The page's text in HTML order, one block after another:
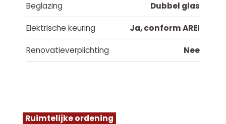
Beglazing Dubbel glas
Elektrische keuring Ja, conform AREI
Renovatieverplichting Nee
Ruimtelijke ordening